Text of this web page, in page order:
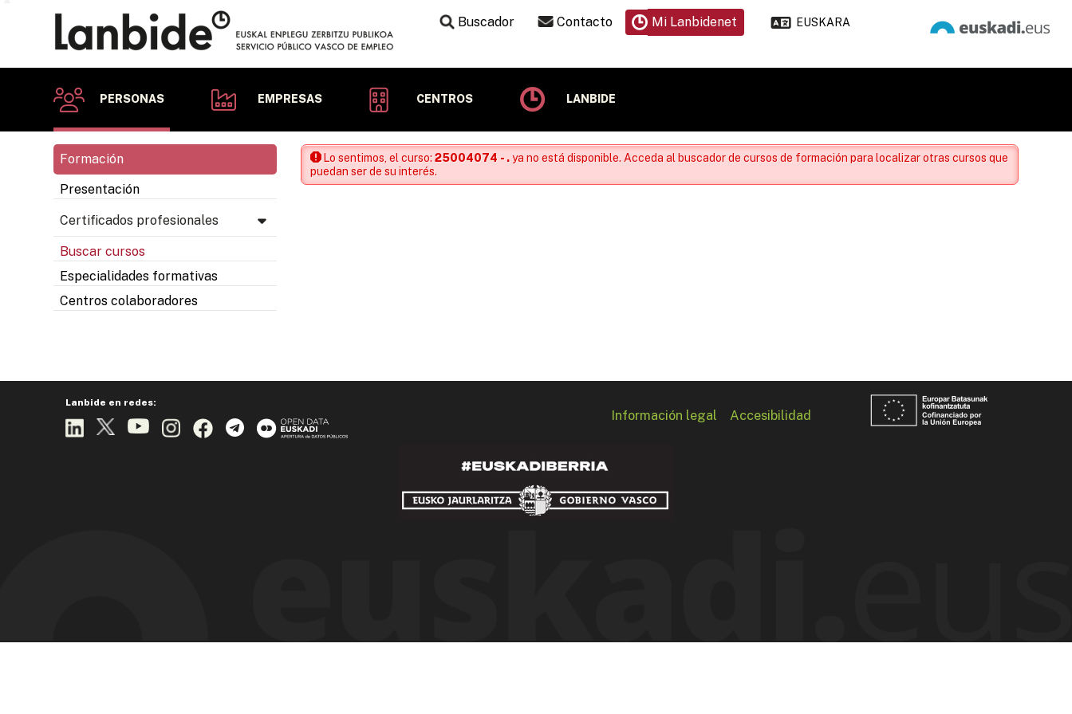
Buscador Contacto Mi Lanbidenet EUSKARA
PERSONAS EMPRESAS CENTROS LANBIDE
Formación
Presentación
Certificados profesionales
Buscar cursos
Especialidades formativas
Centros colaboradores
Lo sentimos, el curso:25004074 - .ya no está disponible. Acceda al buscador de cursos de formación para localizar otras cursos que
puedan ser de su interés.
Lanbide en redes:
Información legal Accesibilidad